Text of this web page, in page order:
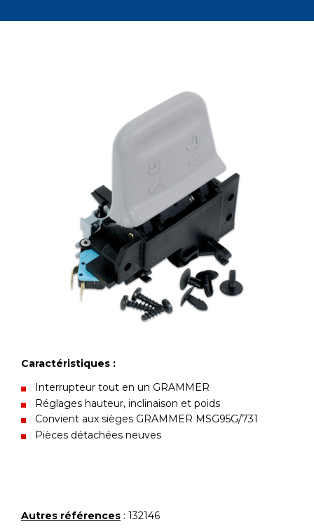
Caractéristiques :
Interrupteur tout en un GRAMMER
Réglages hauteur, inclinaison et poids
Convient aux sièges GRAMMER MSG95G/731
Pièces détachées neuves
Autres références : 132146